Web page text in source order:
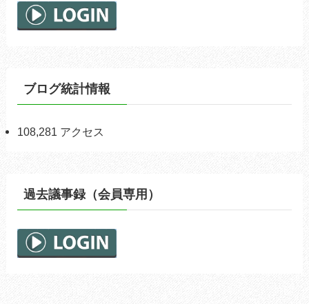
ブログ統計情報
108,281 アクセス
過去議事録（会員専用）